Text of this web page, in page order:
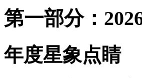
第一部分：
年度星象点睛